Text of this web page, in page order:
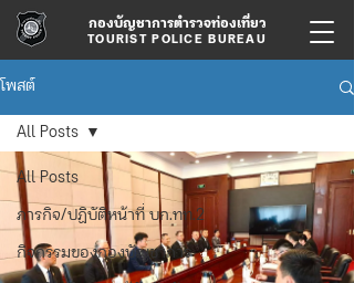
กองบัญชาการตำรวจท่องเที่ยว
TOURIST POLICE BUREAU
โพสต์
All Posts
ภารกิจ/ปฏิบัติหน้าที่ บก.ทท.2
กิจกรรมของกองบัญชาการ
All Posts